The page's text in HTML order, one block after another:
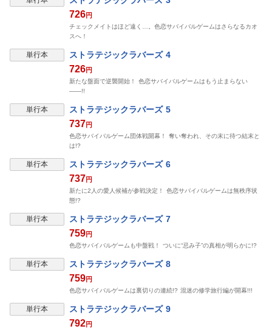
726円
チェックメイトはほど遠く…。色恋サバイバルゲームはさらなるカオ
スへ！
単行本 ストラテジックラバーズ 4
726円
新たな盤面で逆襲開始！ 色恋サバイバルゲームはもう止まらない
――!!
単行本 ストラテジックラバーズ 5
737円
色恋サバイバルゲーム団体戦開幕！ 奪い奪われ、その末に待つ結末と
は!?
単行本 ストラテジックラバーズ 6
737円
新たに2人の愛人候補が参戦決定！ 色恋サバイバルゲームは無秩序状
態!?
単行本 ストラテジックラバーズ 7
759円
色恋サバイバルゲームも中盤戦！ ついに“忌み子”の真相が明らかに!?
単行本 ストラテジックラバーズ 8
759円
色恋サバイバルゲームは裏切りの連続!? 混迷の修学旅行編が開幕!!!
単行本 ストラテジックラバーズ 9
792円